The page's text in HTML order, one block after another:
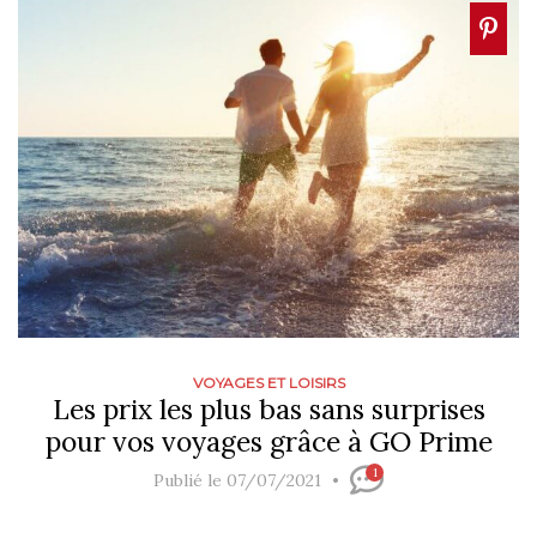
VOYAGES ET LOISIRS
Les prix les plus bas sans surprises
pour vos voyages grâce à GO Prime
Publié le 07/07/2021 1